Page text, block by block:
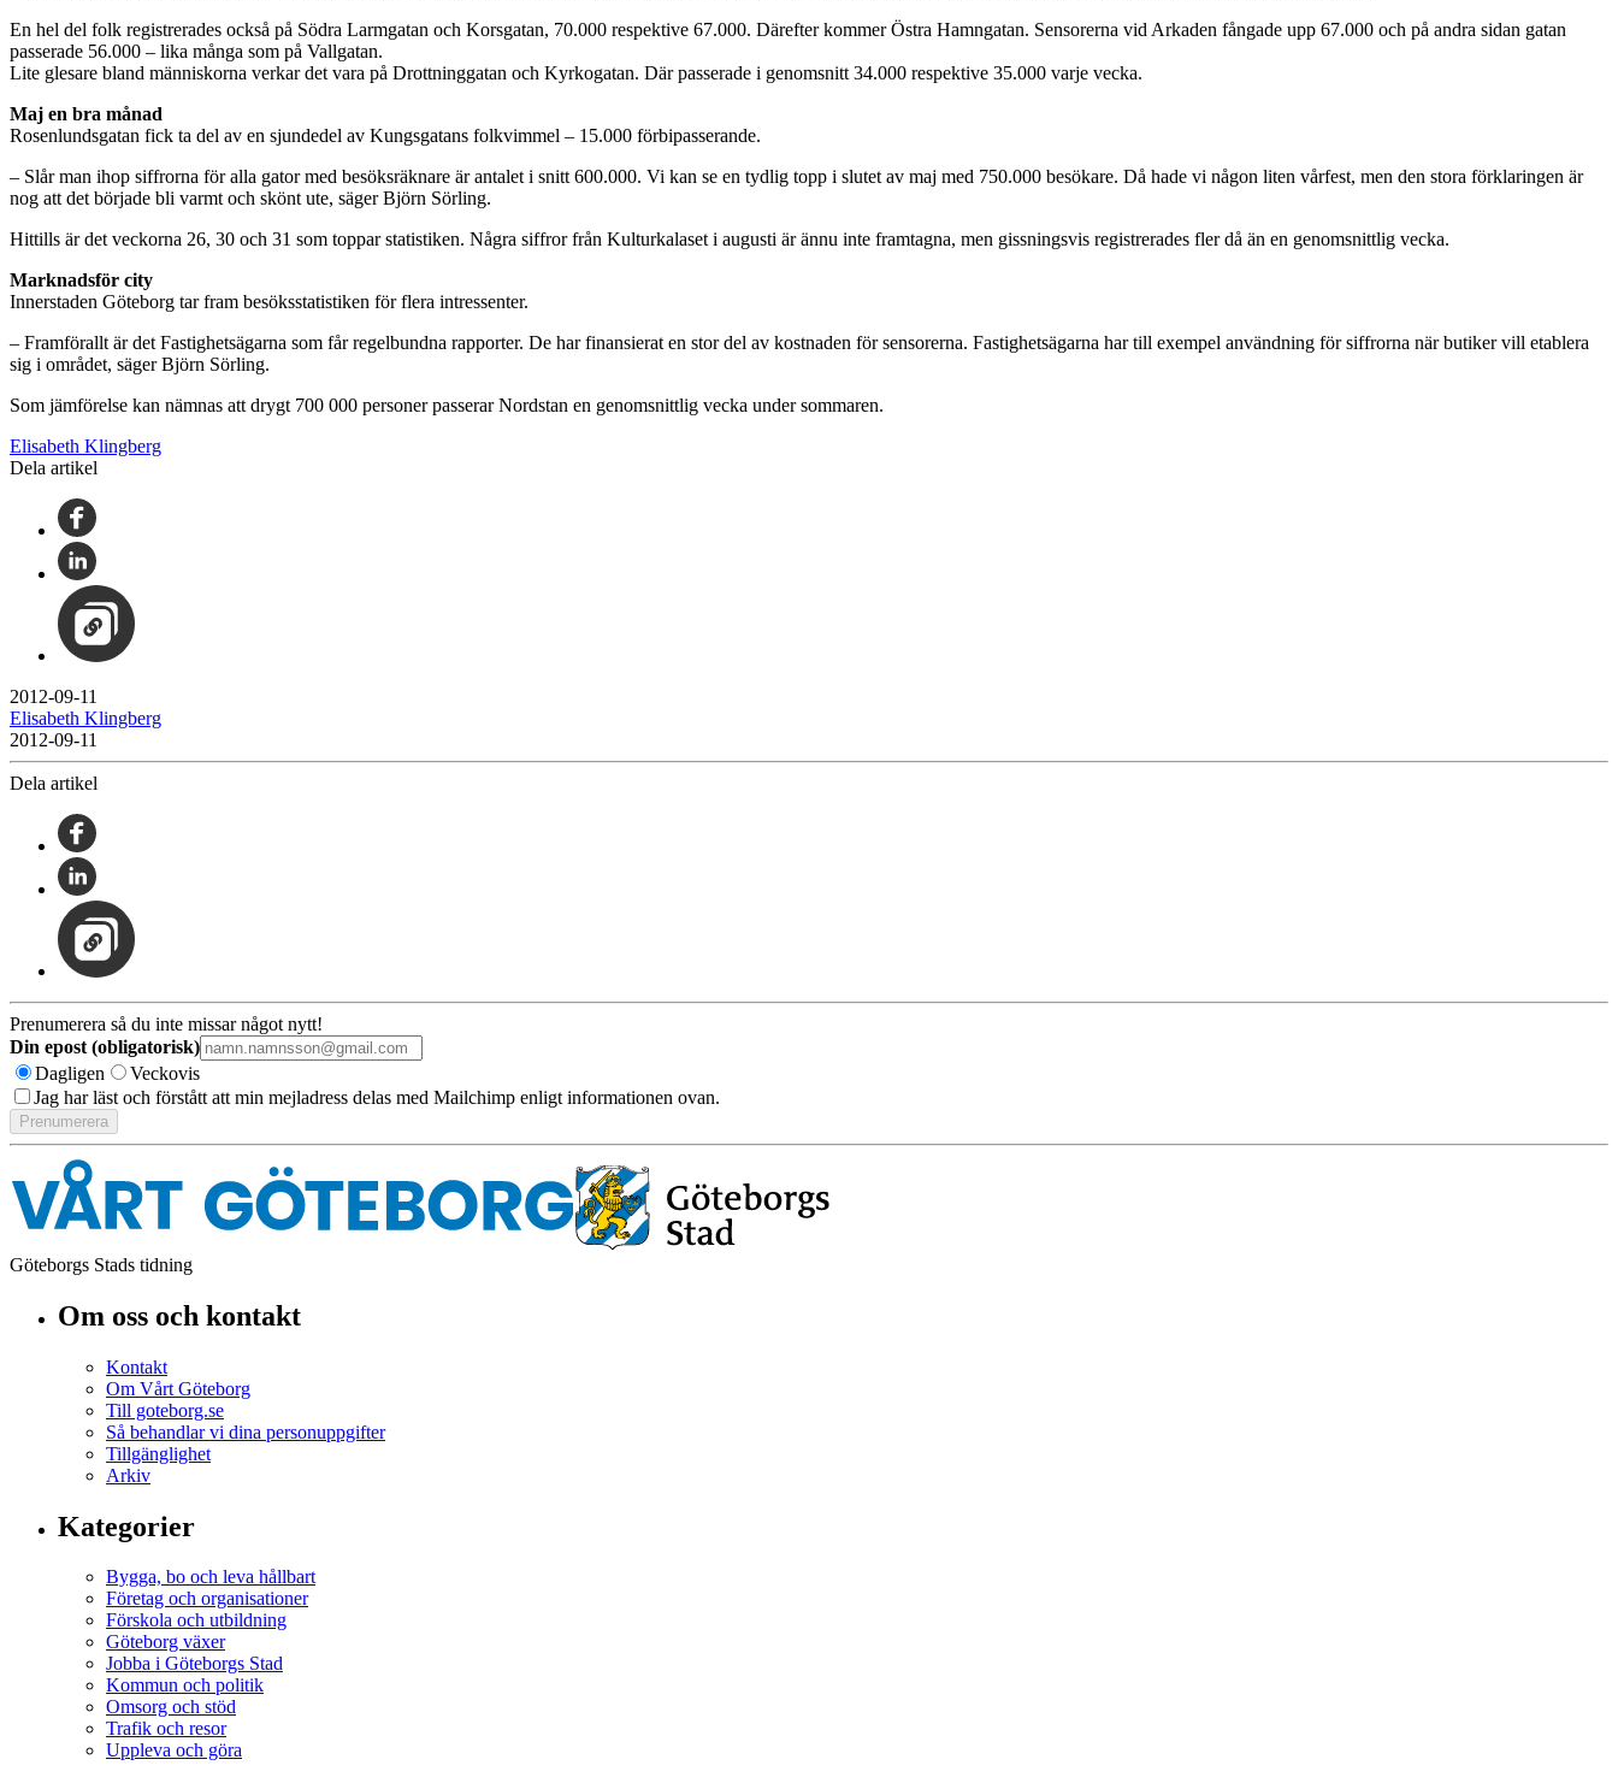
En hel del folk registrerades också på Södra Larmgatan och Korsgatan, 70.000 respektive 67.000. Därefter kommer Östra Hamngatan. Sensorerna vid Arkaden fångade upp 67.000 och på andra sidan gatan
passerade 56.000 – lika många som på Vallgatan.
Lite glesare bland människorna verkar det vara på Drottninggatan och Kyrkogatan. Där passerade i genomsnitt 34.000 respektive 35.000 varje vecka.
Maj en bra månad
Rosenlundsgatan fick ta del av en sjundedel av Kungsgatans folkvimmel – 15.000 förbipasserande.
– Slår man ihop siffrorna för alla gator med besöksräknare är antalet i snitt 600.000. Vi kan se en tydlig topp i slutet av maj med 750.000 besökare. Då hade vi någon liten vårfest, men den stora förklaringen är
nog att det började bli varmt och skönt ute, säger Björn Sörling.
Hittills är det veckorna 26, 30 och 31 som toppar statistiken. Några siffror från Kulturkalaset i augusti är ännu inte framtagna, men gissningsvis registrerades fler då än en genomsnittlig vecka.
Marknadsför city
Innerstaden Göteborg tar fram besöksstatistiken för flera intressenter.
– Framförallt är det Fastighetsägarna som får regelbundna rapporter. De har finansierat en stor del av kostnaden för sensorerna. Fastighetsägarna har till exempel användning för siffrorna när butiker vill etablera
sig i området, säger Björn Sörling.
Som jämförelse kan nämnas att drygt 700 000 personer passerar Nordstan en genomsnittlig vecka under sommaren.
Elisabeth Klingberg
Dela artikel
2012-09-11
Elisabeth Klingberg
2012-09-11
Dela artikel
Prenumerera så du inte missar något nytt!
Din epost (obligatorisk)
Dagligen
Veckovis
Jag har läst och förstått att min mejladress delas med Mailchimp enligt informationen ovan.
Göteborgs Stads tidning
Om oss och kontakt
Kontakt
Om Vårt Göteborg
Till goteborg.se
Så behandlar vi dina personuppgifter
Tillgänglighet
Arkiv
Kategorier
Bygga, bo och leva hållbart
Företag och organisationer
Förskola och utbildning
Göteborg växer
Jobba i Göteborgs Stad
Kommun och politik
Omsorg och stöd
Trafik och resor
Uppleva och göra